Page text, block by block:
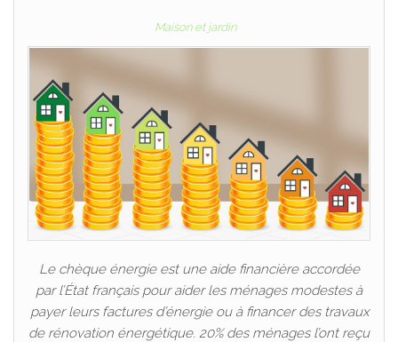
Maison et jardin
Le chèque énergie est une aide financière accordée
par l’État français pour aider les ménages modestes à
payer leurs factures d’énergie ou à financer des travaux
de rénovation énergétique. 20% des ménages l’ont reçu